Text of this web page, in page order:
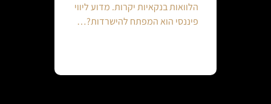
הלוואות בנקאיות יקרות. מדוע ליווי
פיננסי הוא המפתח להישרדות?…